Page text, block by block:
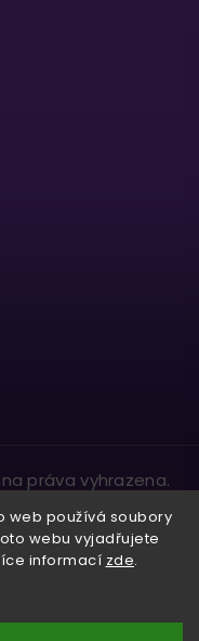
web používá soubory
webu vyjadřujete
informací zde.
práva vyhrazena.